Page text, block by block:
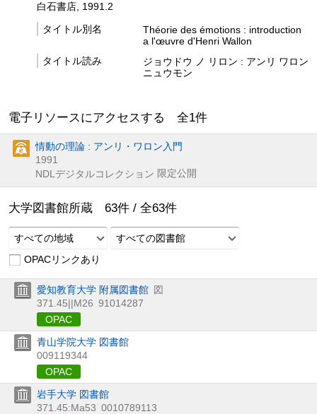
白石書店, 1991.2
タイトル別名
Théorie des émotions : introduction
a l'œuvre d'Henri Wallon
タイトル読み
ジョウドウ ノ リロン : アンリ ワロン
ニュウモン
電子リソースにアクセスする 全1件
情動の理論 : アンリ・ワロン入門
1991
NDLデジタルコレクション 限定公開
大学図書館所蔵 63件 / 全63件
すべての地域
すべての図書館
OPACリンクあり
愛知教育大学 附属図書館 図
371.45||M26 91014287
OPAC
青山学院大学 図書館
009119344
OPAC
岩手大学 図書館
371.45:Ma53 0010789113